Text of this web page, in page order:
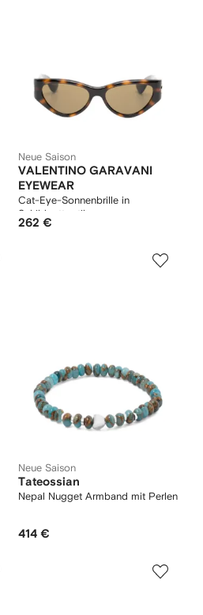
Neue Saison
VALENTINO GARAVANI
EYEWEAR
Cat-Eye-Sonnenbrille in
Schildpattoptik
262 €
Neue Saison
Tateossian
Nepal Nugget Armband mit Perlen
414 €